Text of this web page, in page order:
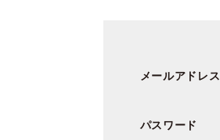
メールアドレス
パスワード